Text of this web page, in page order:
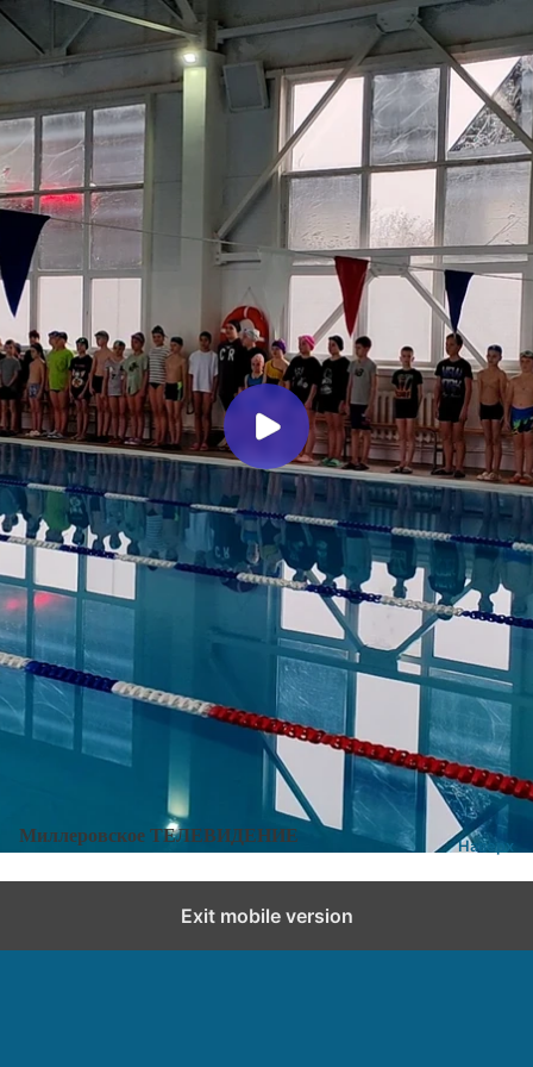
Миллеровское ТЕЛЕВИДЕНИЕ
Пловцы, на старт! В Миллерово
прошли соревнования по
плаванию
Миллеровское ТВ 7 месяцев назад
Категории:Новости Новости города и района
Добавить комментарий
Миллеровское ТЕЛЕВИДЕНИЕ Наверх
Exit mobile version